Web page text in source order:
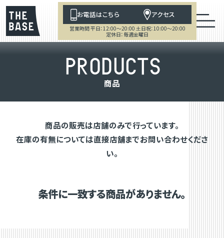
お電話はこちら アクセス
営業時間 平日：12:00～20:00 土日祝：10:00～20:00
定休日：毎週金曜日
PRODUCTS
商品
商品の販売は店舗のみで行っています。
在庫の有無については直接店舗までお問い合わせくださ
い。
条件に一致する商品がありません。